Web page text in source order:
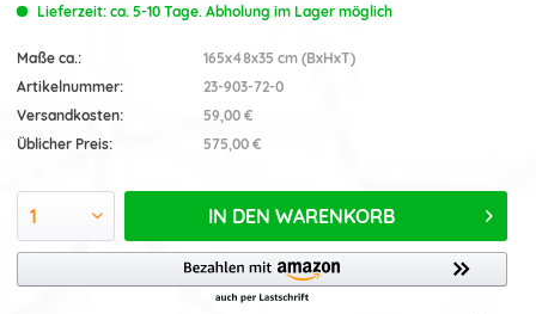
Lieferzeit: ca. 5-10 Tage. Abholung im Lager möglich
Maße ca.:
165x48x35 cm (BxHxT)
Artikelnummer:
23-903-72-0
Versandkosten:
59,00 €
Üblicher Preis:
575,00 €
IN DEN WARENKORB